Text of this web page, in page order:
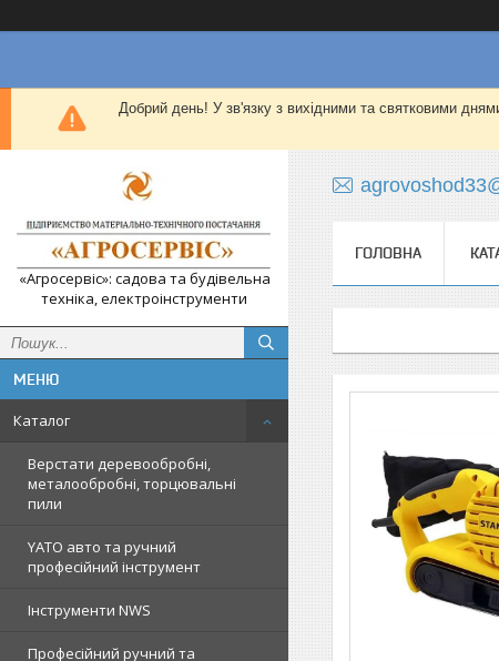
Добрий день! У зв'язку з вихідними та святковими
«Агросервіс»: садова та будівельна
техніка, електроінструменти
Каталог
Верстати деревообробні,
металообробні, торцювальні
пили
YATO авто та ручний
професійний інструмент
Інструменти NWS
Професійний ручний та
ГОЛОВНА